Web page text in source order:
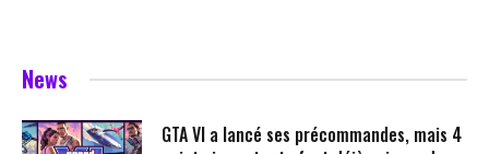
News
GTA VI a lancé ses précommandes, mais 4